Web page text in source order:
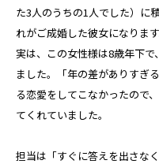
た3人のうちの1人でした）に
れがご成婚した彼女になります
実は、この女性様は8歳年下
ました。「年の差がありすぎ
る恋愛をしてこなかったので
てくれていました。
担当は「すぐに答えを出さな